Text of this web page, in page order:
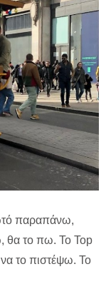
παραπάνω,
θα το πω. Το Top
το πιστέψω. Το